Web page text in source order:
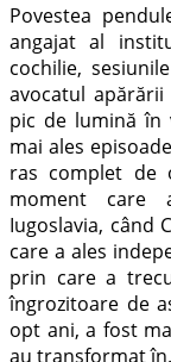
Povestea
angajat al
cochilie,
avocatul
pic de lumină în
mai ales
ras complet de
moment care
Iugoslavia, când
care a ales
prin care a
îngrozitoare de
opt ani, a fost
au transformat